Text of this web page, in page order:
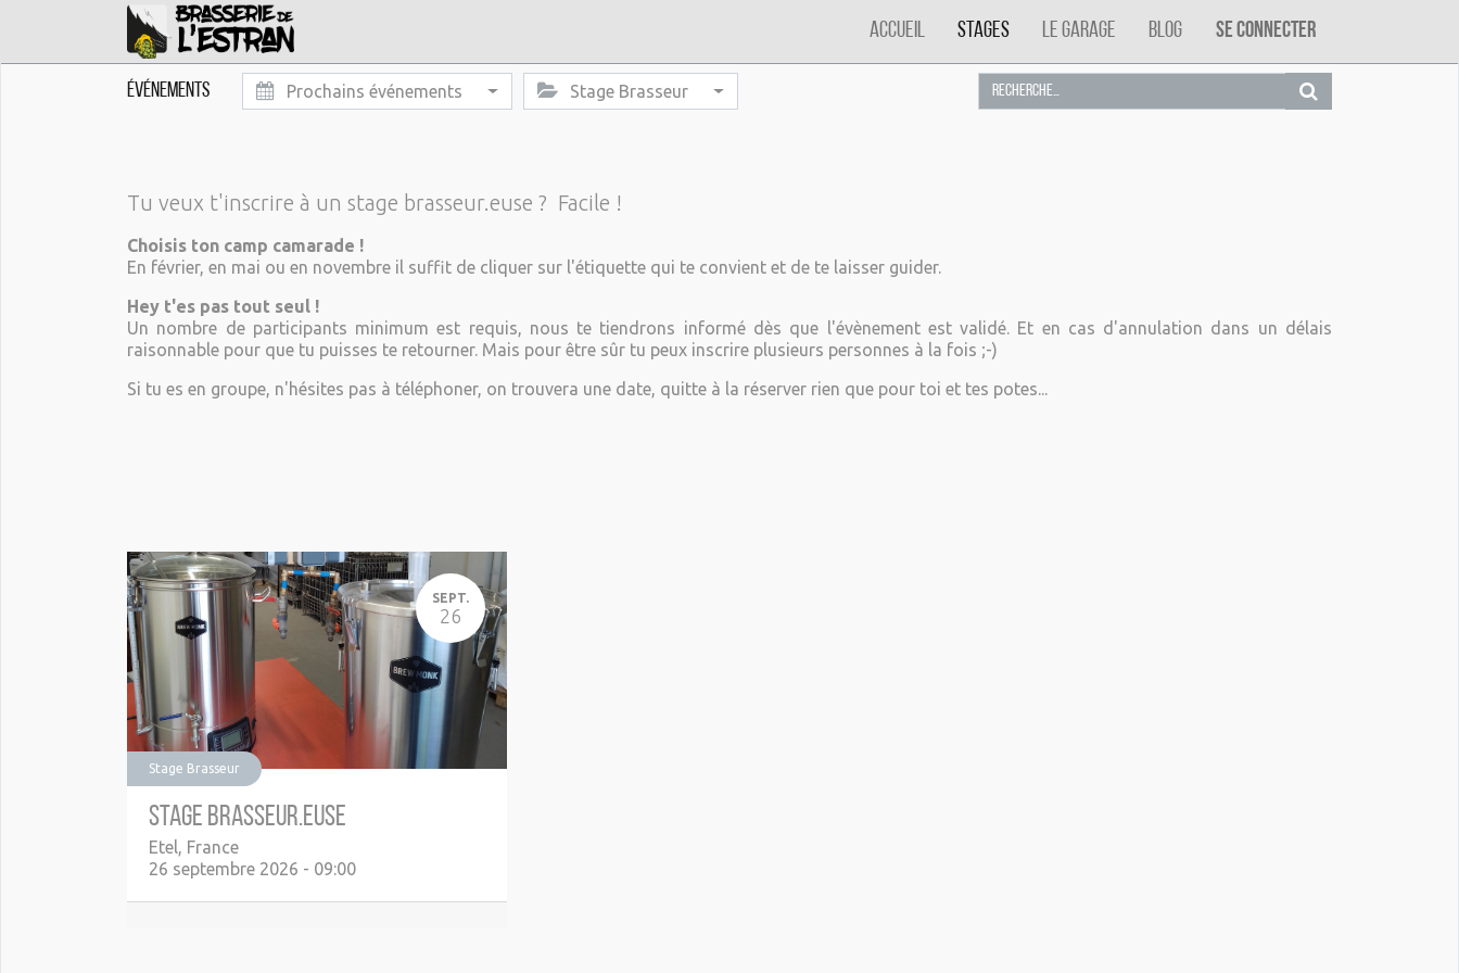
Accueil Stages Le Garage Blog Se connecter
Événements Prochains événements Stage Brasseur
Tu veux t'inscrire à un stage brasseur.euse ? Facile !
Choisis ton camp camarade !
En février, en mai ou en novembre il suffit de cliquer sur l'étiquette qui te convient et de te laisser guider.
Hey t'es pas tout seul !
Un nombre de participants minimum est requis, nous te tiendrons informé dès que l'évènement est validé. Et en cas d'annulation dans un délais
raisonnable pour que tu puisses te retourner. Mais pour être sûr tu peux inscrire plusieurs personnes à la fois ;-)
Si tu es en groupe, n'hésites pas à téléphoner, on trouvera une date, quitte à la réserver rien que pour toi et tes potes...
SEPT.
26
Stage Brasseur
Stage Brasseur.euse
Etel, France
26 septembre 2026 - 09:00